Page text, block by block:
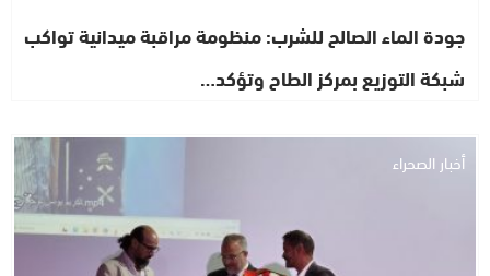
جودة الماء الصالح للشرب: منظومة مراقبة ميدانية تواكب
شبكة التوزيع بمركز الطاح وتؤكد…
أخبار الصحراء